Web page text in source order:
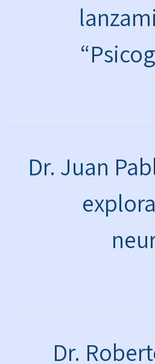
Dr. Juan
Dr.